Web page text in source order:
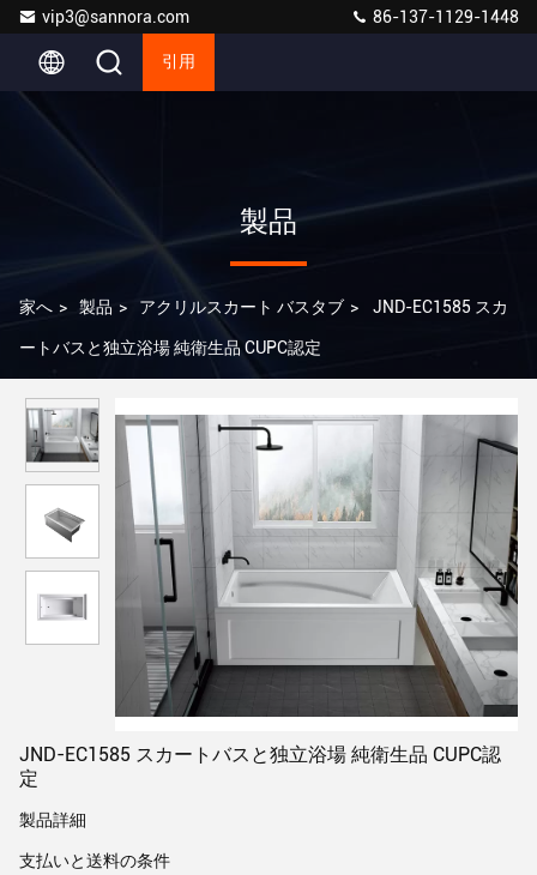
vip3@sannora.com 86-137-1129-1448
引用
製品
家へ > 製品 > アクリルスカート バスタブ > JND-EC1585 スカ
ートバスと独立浴場 純衛生品 CUPC認定
JND-EC1585 スカートバスと独立浴場 純衛生品 CUPC認
定
製品詳細
支払いと送料の条件